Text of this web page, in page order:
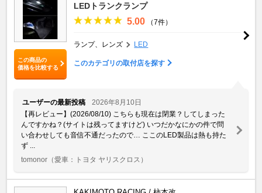
この商品の
価格を比較する
LEDトランクランプ
5.00 （7件）
ランプ、レンズ LED
このカテゴリの取付店を探す
ユーザーの最新投稿
2026年8月10日
【再レビュー】(2026/08/10) こちらも現在は閉業？してしまった
んですかね？(サイトは残ってますけど) いつだかなにかの件で問
い合わせしても音信不通だったので… ここのLED製品は熱も持た
ず ...
tomonor （愛車：トヨタ ヤリスクロス）